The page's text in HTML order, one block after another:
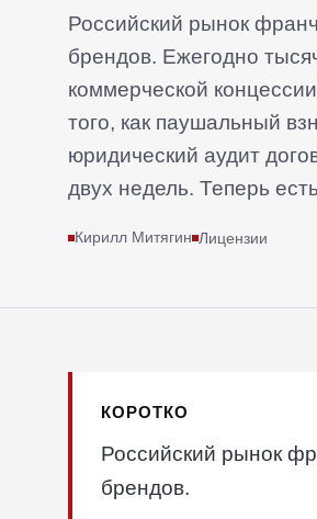
Российский рынок
брендов. Ежегодно тысячи предпринимателей подписывают договоры
коммерческой
того, как паушальный
юридический аудит
двух недель. Теперь
Кирилл Митягин Лицензии
КОРОТКО
Российский рынок
брендов.